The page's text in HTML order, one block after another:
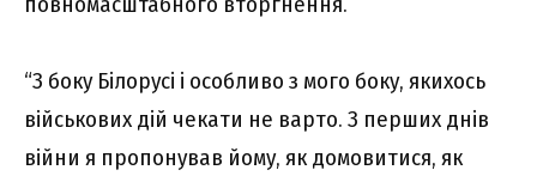
“З боку Білорусі і особливо з мого боку, якихось
військових дій чекати не варто. З перших днів
війни я пропонував йому, як домовитися, як